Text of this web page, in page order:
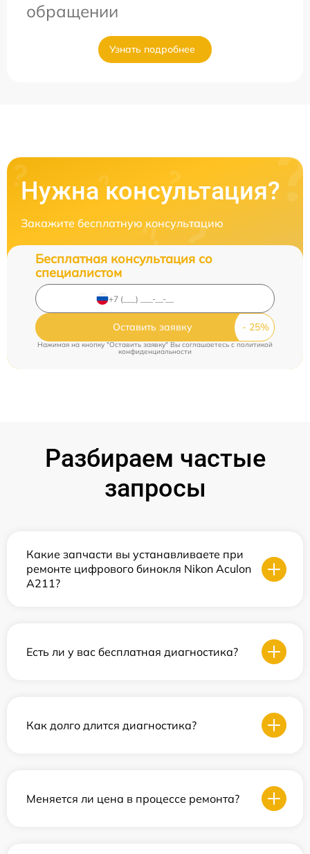
обращении
Узнать подробнее
Нужна консультация?
Закажите бесплатную консультацию
Бесплатная консультация со
специалистом
Оставить заявку
Нажимая на кнопку "Оставить заявку" Вы соглашаетесь cполитикой
конфиденциальности
Разбираем частые
запросы
Какие запчасти вы устанавливаете при
ремонте цифрового бинокля Nikon Aculon
A211?
Есть ли у вас бесплатная диагностика?
Как долго длится диагностика?
Меняется ли цена в процессе ремонта?